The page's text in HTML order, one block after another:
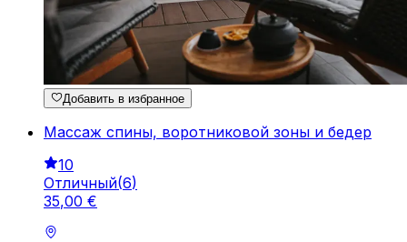
Добавить в избранное
Массаж спины, воротниковой зоны и бедер
10
Отличный(6)
35,00 €